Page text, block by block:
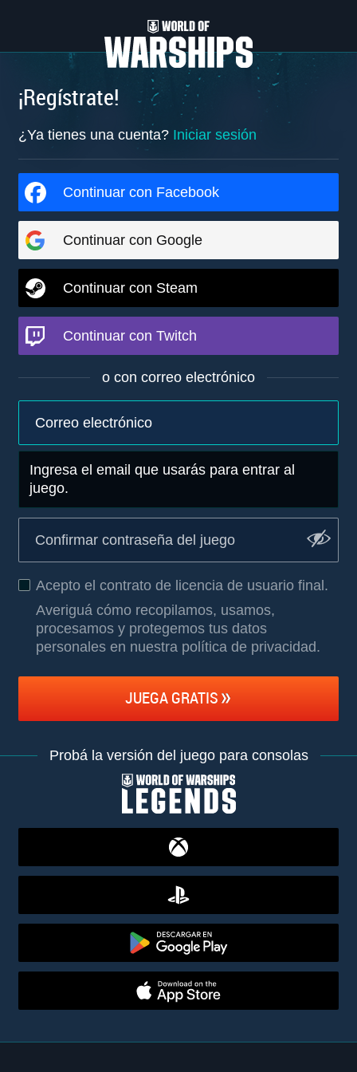
¡Regístrate!
¿Ya tienes una cuenta? Iniciar sesión
Continuar con Facebook
Continuar con Google
Continuar con Steam
Continuar con Twitch
o con correo electrónico
Ingresa el email que usarás para entrar al
juego.
Acepto el contrato de licencia de usuario final .
Averiguá cómo recopilamos, usamos,
procesamos y protegemos tus datos
personales en nuestra política de privacidad.
JUEGA GRATIS
Probá la versión del juego para consolas